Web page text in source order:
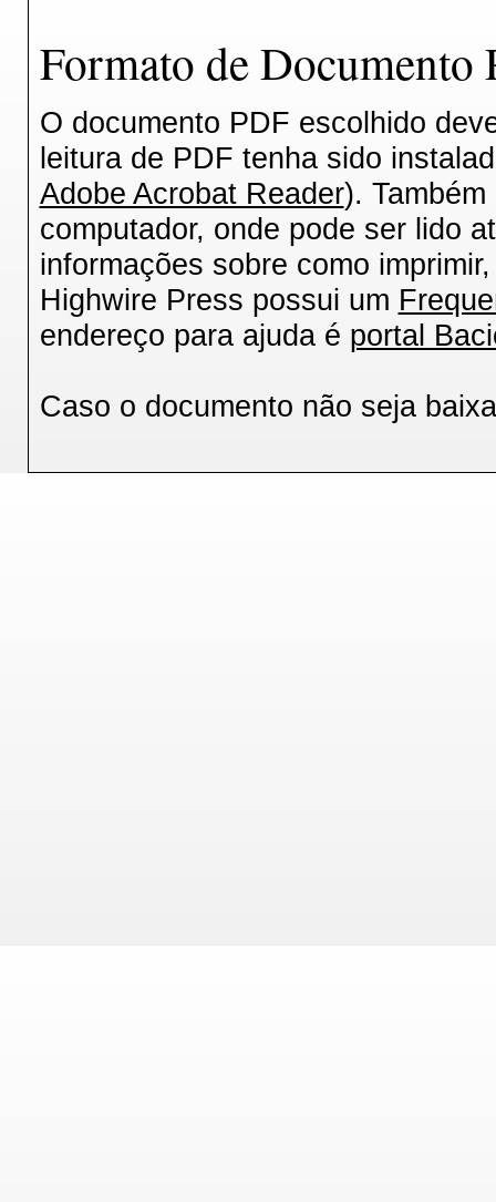
Formato de
O documento PDF escolhido
leitura de PDF tenha sido
Adobe Acrobat Reader).
computador, onde pode ser lido
informações sobre como
Highwire Press possui um
endereço para ajuda é portal
Caso o documento não seja